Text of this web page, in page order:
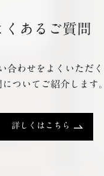
くあるご質問
合わせをよくいただく
についてご紹介します。
詳しくはこちら